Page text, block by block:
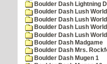
Boulder Dash Lightning
Boulder Dash Lush
Boulder Dash Lush
Boulder Dash Lush
Boulder Dash Lush
Boulder Dash Madgame
Boulder Dash Mrs.
Boulder Dash Mugen 1